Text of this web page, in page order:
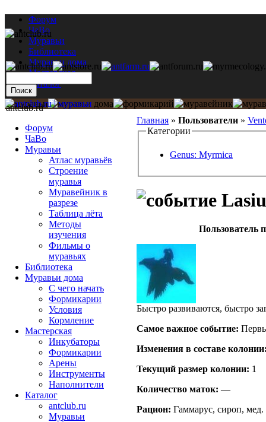
Форум
ЧаВо
Муравьи
Библиотека
Муравьи дома
Мастерская
Каталог
Главная » Пользователи »
Категории
Genus: Myrmica
Пользователь
Быстро развиваются, быстро
Самое важное событие:
Изменения в составе
Текущий размер кoлонии: 1
Количество маток: —
Рацион: Гаммарус, сироп, мед.
antclub.ru
Форум
ЧаВо
Муравьи
Атлас муравьёв
Строение
муравья
Муравейник в
разрезе
Таблица лёта
Методы
изучения
Фильмы о
муравьях
Библиотека
Муравьи дома
С чего начать
Формикарии
Условия
Кормление
Мастерская
Инкубаторы
Формикарии
Арены
Инструменты
Наполнители
Каталог
antclub.ru
Муравьи